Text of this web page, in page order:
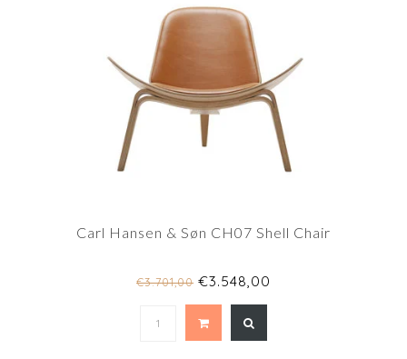
Carl Hansen & Søn CH07 Shell Chair
€3.701,00 €3.548,00